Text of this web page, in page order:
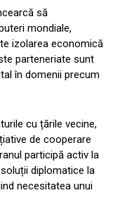
să
mondiale,
izolarea economică
parteneriate sunt
în domenii precum
cu țările vecine,
de cooperare
participă activ la
diplomatice la
necesitatea unui